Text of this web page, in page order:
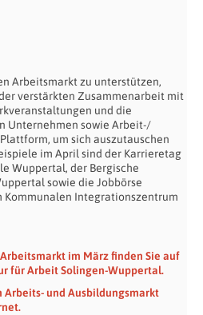
Arbeitsmarkt zu unterstützen,
verstärkten Zusammenarbeit mit
und die
Unternehmen sowie Arbeit-/
um sich auszutauschen
im April sind der Karrieretag
Wuppertal, der Bergische
sowie die Jobbörse
Kommunalen Integrationszentrum
im März finden Sie auf
für Arbeit Solingen-Wuppertal.
und Ausbildungsmarkt